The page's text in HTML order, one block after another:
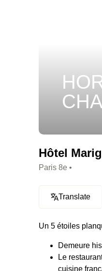
Hôtel
Paris 8e •
Translate
Un 5 étoiles
Demeure
Le
cuisine